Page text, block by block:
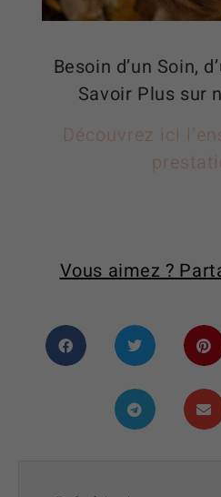
Besoin d’un Soin,
Savoir Plus sur
Découvrez ici
Vous aimez ?